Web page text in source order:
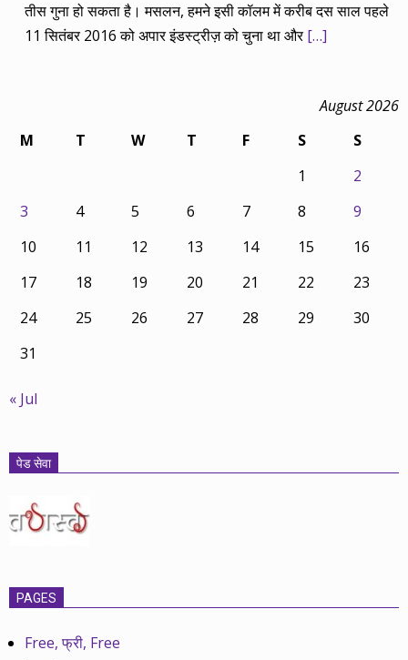
तीस गुना हो सकता है। मसलन, हमने इसी कॉलम में करीब दस साल पहले
11 सितंबर 2016 को अपार इंडस्ट्रीज़ को चुना था और[…]
August 2026
M
T W T F S
S
1
2
3
4 5 6 7 8
9
10
11 12 13 14 15
16
17
18 19 20 21 22
23
24
25 26 27 28 29
30
31
« Jul
पेड सेवा
PAGES
Free, फ्री, Free